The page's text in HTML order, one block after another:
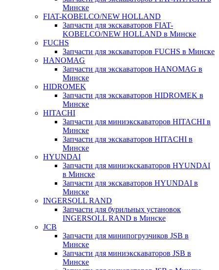
Минске
FIAT-KOBELCO/NEW HOLLAND
Запчасти для экскаваторов FIAT-
KOBELCO/NEW HOLLAND в Минске
FUCHS
Запчасти для экскаваторов FUCHS в Минске
HANOMAG
Запчасти для экскаваторов HANOMAG в
Минске
HIDROMEK
Запчасти для экскаваторов HIDROMEK в
Минске
HITACHI
Запчасти для миниэкскаваторов HITACHI в
Минске
Запчасти для экскаваторов HITACHI в
Минске
HYUNDAI
Запчасти для миниэкскаваторов HYUNDAI
в Минске
Запчасти для экскаваторов HYUNDAI в
Минске
INGERSOLL RAND
Запчасти для бурильных установок
INGERSOLL RAND в Минске
JCB
Запчасти для минипогрузчиков JSB в
Минске
Запчасти для миниэкскаваторов JSB в
Минске